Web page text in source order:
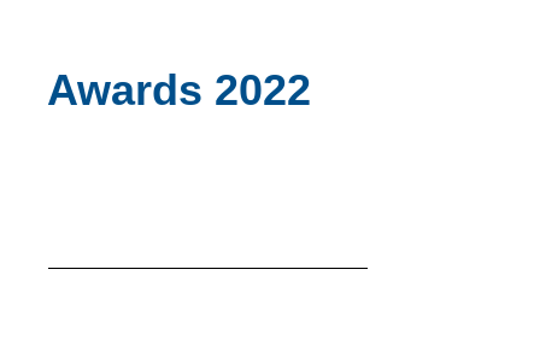
Awards 2022